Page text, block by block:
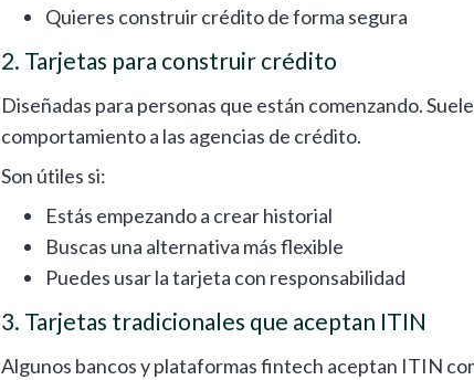
Quieres construir crédito de forma segura
2. Tarjetas para construir crédito
Diseñadas para personas que están comenzando.
comportamiento a las agencias de crédito.
Son útiles si:
Estás empezando a crear historial
Buscas una alternativa más flexible
Puedes usar la tarjeta con responsabilidad
3. Tarjetas tradicionales que aceptan ITIN
Algunos bancos y plataformas fintech aceptan ITIN